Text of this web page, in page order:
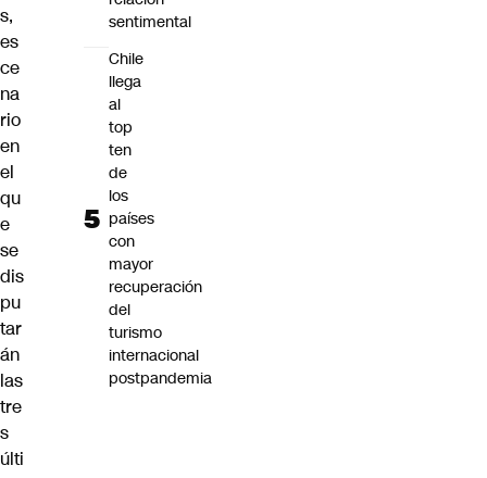
s,
es
ce
na
rio
en
el
qu
e
se
dis
pu
tar
án
las
tre
s
últi
sentimental
Chile
llega
al
top
ten
de
los
países
con
mayor
recuperación
del
turismo
internacional
postpandemia